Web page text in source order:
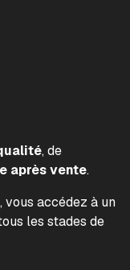
, de
après vente.
vous accédez à un
les stades de